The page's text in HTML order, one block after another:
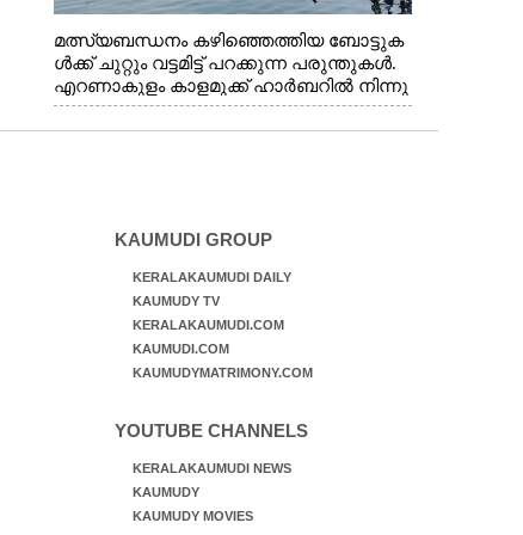
മത്സ്യബന്ധനം കഴിഞ്ഞെത്തിയ ബോട്ടുക
ൾക്ക് ചുറ്റും വട്ടമിട്ട് പറക്കുന്ന പരുന്തുകൾ.
എറണാകുളം കാളമുക്ക് ഹാർബറിൽ നിന്നു
ള്ള കാഴ്ച
KAUMUDI GROUP
KERALAKAUMUDI DAILY
KAUMUDY TV
KERALAKAUMUDI.COM
KAUMUDI.COM
KAUMUDYMATRIMONY.COM
YOUTUBE CHANNELS
KERALAKAUMUDI NEWS
KAUMUDY
KAUMUDY MOVIES